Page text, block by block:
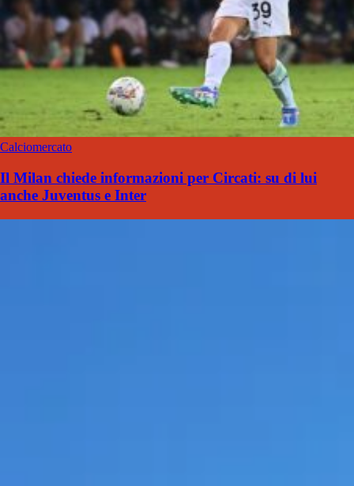
Calciomercato
Il Milan chiede informazioni per Circati: su di lui
anche Juventus e Inter